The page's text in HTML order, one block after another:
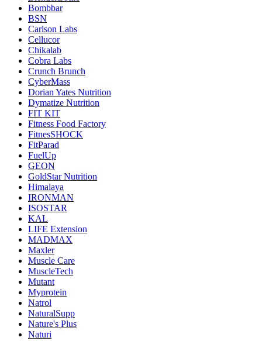
Bombbar
BSN
Carlson Labs
Cellucor
Chikalab
Cobra Labs
Crunch Brunch
CyberMass
Dorian Yates Nutrition
Dymatize Nutrition
FIT KIT
Fitness Food Factory
FitnesSHOCK
FitParad
FuelUp
GEON
GoldStar Nutrition
Himalaya
IRONMAN
ISOSTAR
KAL
LIFE Extension
MADMAX
Maxler
Muscle Care
MuscleTech
Mutant
Myprotein
Natrol
NaturalSupp
Nature's Plus
Naturi